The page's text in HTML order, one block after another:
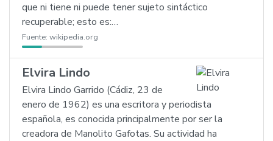
que ni tiene ni puede tener sujeto sintáctico
recuperable; esto es:…
Fuente: wikipedia.org
Elvira Lindo
Elvira Lindo Garrido (Cádiz, 23 de
enero de 1962) es una escritora y periodista
española, es conocida principalmente por ser la
creadora de Manolito Gafotas. Su actividad ha